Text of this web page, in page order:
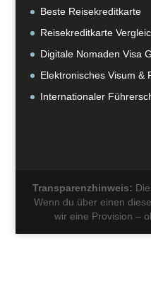
Beste Reisekreditkarte
Reisekreditkarte
Digitale Nomaden Visa
Elektronisches Visum &
Internationaler
Transparenzhinweis:
Wenn du über einen
wir eine Provision –